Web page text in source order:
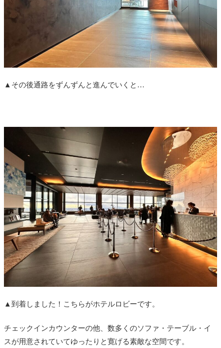
▲その後通路をずんずんと進んでいくと…
▲到着しました！こちらがホテルロビーです。
チェックインカウンターの他、数多くのソファ・テーブル・イ
スが用意されていてゆったりと寛げる素敵な空間です。